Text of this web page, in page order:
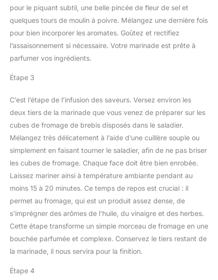
pour le piquant subtil, une belle pincée de fleur de sel et
quelques tours de moulin à poivre. Mélangez une dernière fois
pour bien incorporer les aromates. Goûtez et rectifiez
l’assaisonnement si nécessaire. Votre marinade est prête à
parfumer vos ingrédients.
Étape 3
C’est l’étape de l’infusion des saveurs. Versez environ les
deux tiers de la marinade que vous venez de préparer sur les
cubes de fromage de brebis disposés dans le saladier.
Mélangez très délicatement à l’aide d’une cuillère souple ou
simplement en faisant tourner le saladier, afin de ne pas briser
les cubes de fromage. Chaque face doit être bien enrobée.
Laissez mariner ainsi à température ambiante pendant au
moins 15 à 20 minutes. Ce temps de repos est crucial : il
permet au fromage, qui est un produit assez dense, de
s’imprégner des arômes de l’huile, du vinaigre et des herbes.
Cette étape transforme un simple morceau de fromage en une
bouchée parfumée et complexe. Conservez le tiers restant de
la marinade, il nous servira pour la finition.
Étape 4